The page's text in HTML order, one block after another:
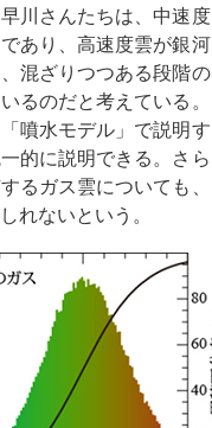
川さんたちは、中速
あり、高速度雲が銀
混ざりつつある段階
るのだと考えている
噴水モデル」で説明
的に説明できる。さ
るガス雲についても
れないという。